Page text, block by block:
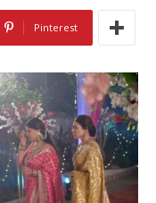
Pinterest